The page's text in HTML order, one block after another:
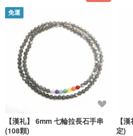
免運
【漢礼】 6mm 七輪拉長石手串
(108顆)
【
定)